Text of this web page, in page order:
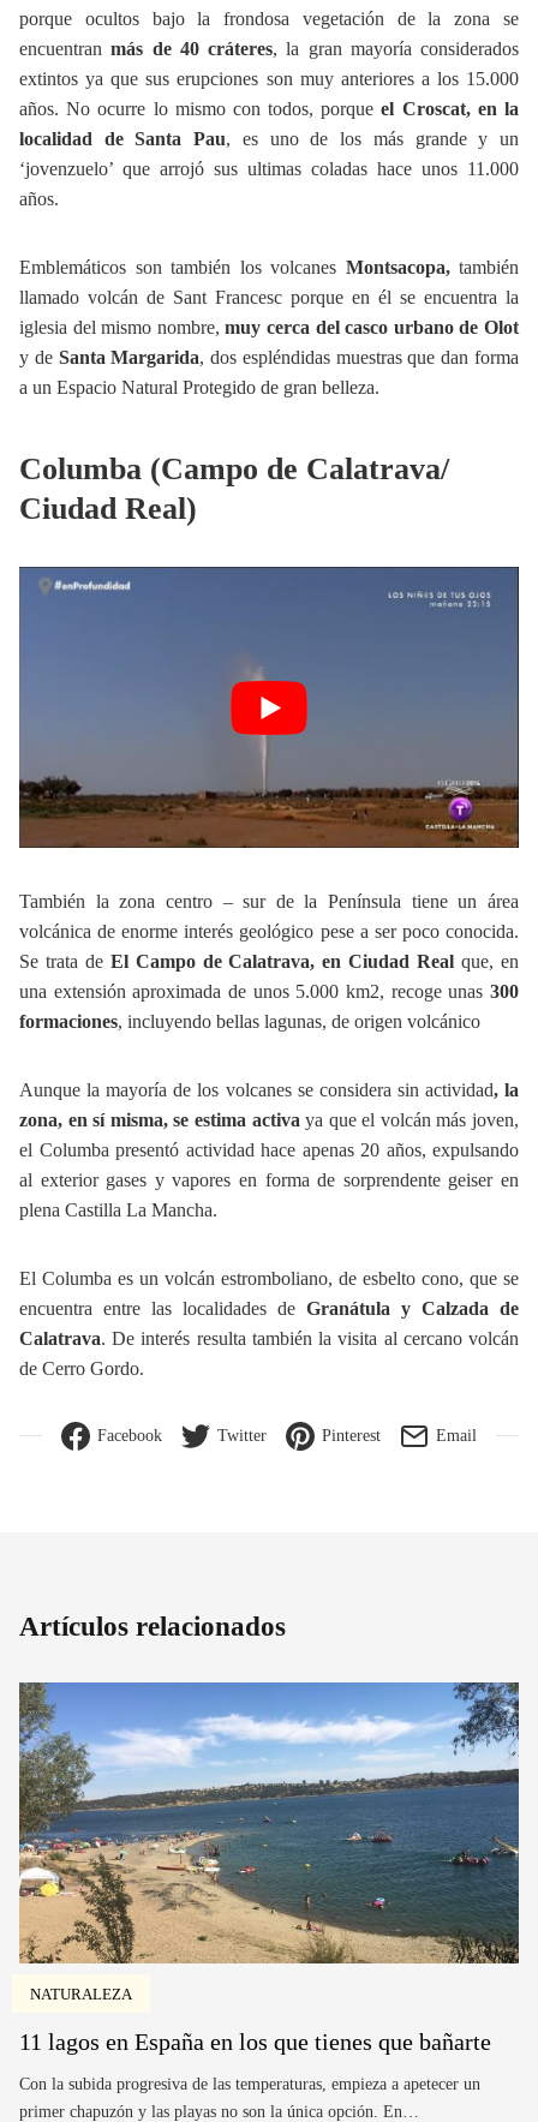
porque ocultos bajo la frondosa vegetación de la zona se
encuentranmás de 40 cráteres, la gran mayoría considerados
extintos ya que sus erupciones son muy anteriores a los 15.000
años. No ocurre lo mismo con todos, porqueel Croscat, en la
localidad de Santa Pau, es uno de los más grande y un
‘jovenzuelo’ que arrojó sus ultimas coladas hace unos 11.000
años.
Emblemáticos son también los volcanes Montsacopa,también
llamado volcán de Sant Francesc porque en él se encuentra la
iglesia del mismo nombre,muy cerca del casco urbano de Olot
y de Santa Margarida, dos espléndidas muestras que dan forma
a un Espacio Natural Protegido de gran belleza.
Columba (Campo de Calatrava/
Ciudad Real)
También la zona centro – sur de la Península tiene un área
volcánica de enorme interés geológico pese a ser poco conocida.
Se trata de El Campo de Calatrava, en Ciudad Real que, en
una extensión aproximada de unos 5.000 km2, recoge unas 300
formaciones, incluyendo bellas lagunas, de origen volcánico
Aunque la mayoría de los volcanes se considera sin actividad, la
zona, en sí misma, se estima activa ya que el volcán más joven,
el Columba presentó actividad hace apenas 20 años, expulsando
al exterior gases y vapores en forma de sorprendente geiser en
plena Castilla La Mancha.
El Columba es un volcán estromboliano, de esbelto cono, que se
encuentra entre las localidades de Granátula y Calzada de
Calatrava. De interés resulta también la visita al cercano volcán
de Cerro Gordo.
Facebook Twitter Pinterest Email
Artículos relacionados
NATURALEZA
11 lagos en España en los que tienes que bañarte
Con la subida progresiva de las temperaturas, empieza a apetecer un
primer chapuzón y las playas no son la única opción. En…